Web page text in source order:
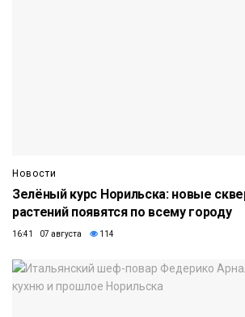
Новости
Зелёный курс Норильска: новые
растений появятся по всему городу
16:41 07 августа 114